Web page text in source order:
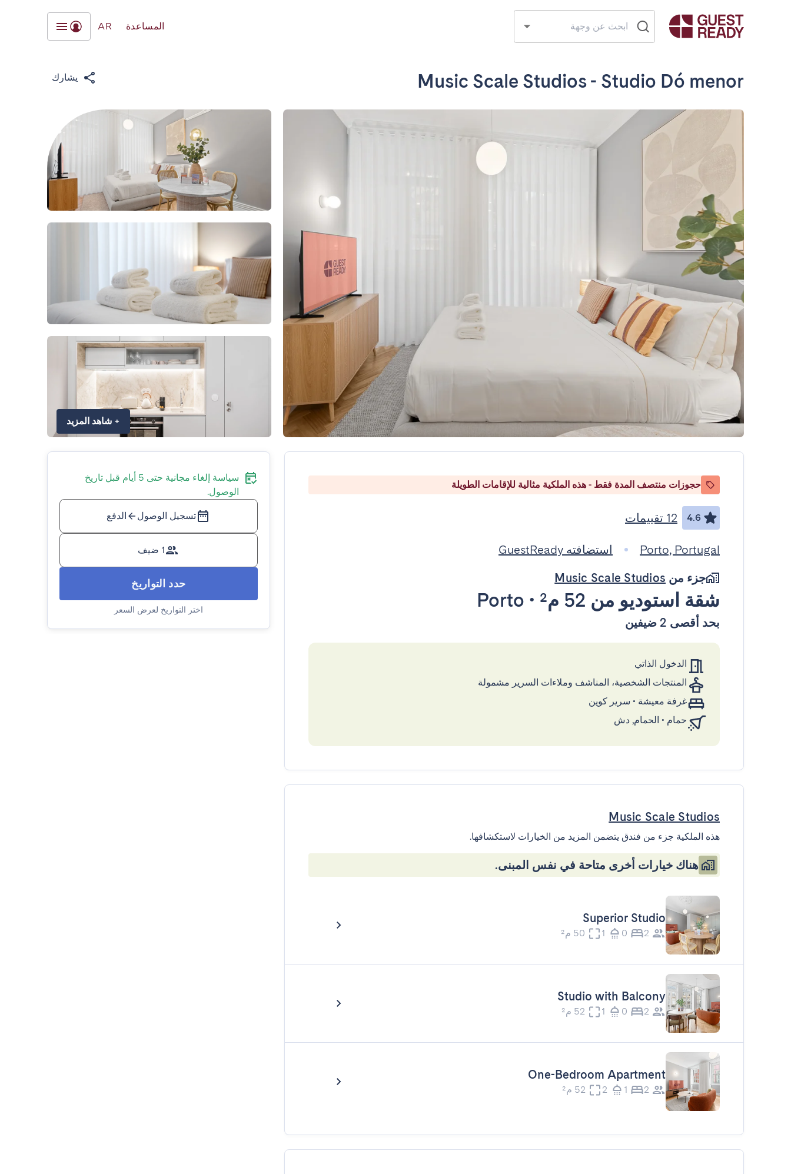
المساعدة AR
Music Scale Studios - Studio Dó menor يشارك
+ شاهد المزيد
حجوزات منتصف المدة فقط - هذه الملكية مثالية للإقامات الطويلة
4.6 12 تقييمات
Porto, Portugal
استضافته GuestReady
جزء من Music Scale Studios
شقة استوديو من 52 م² •
Porto
بحد أقصى 2 ضيفين
الدخول الذاتي
المنتجات الشخصية، المناشف وملاءات السرير مشمولة
غرفة معيشة • سرير كوين
حمام • الحمام, دش
Music Scale Studios
هذه الملكية جزء من فندق يتضمن المزيد من الخيارات لاستكشافها.
هناك خيارات أخرى متاحة في نفس المبنى.
Superior Studio
2
0
1 50 م²
Studio with Balcony
2
0
1 52 م²
One-Bedroom Apartment
2
1
2 52 م²
سياسة إلغاء مجانية حتى 5 أيام قبل تاريخ
الوصول.
تسجيل الوصول الدفع
1 ضيف
حدد التواريخ
اختر التواريخ لعرض السعر